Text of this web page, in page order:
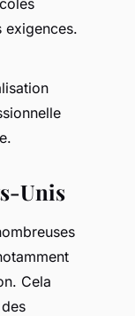
exigences.
Unis
Cela